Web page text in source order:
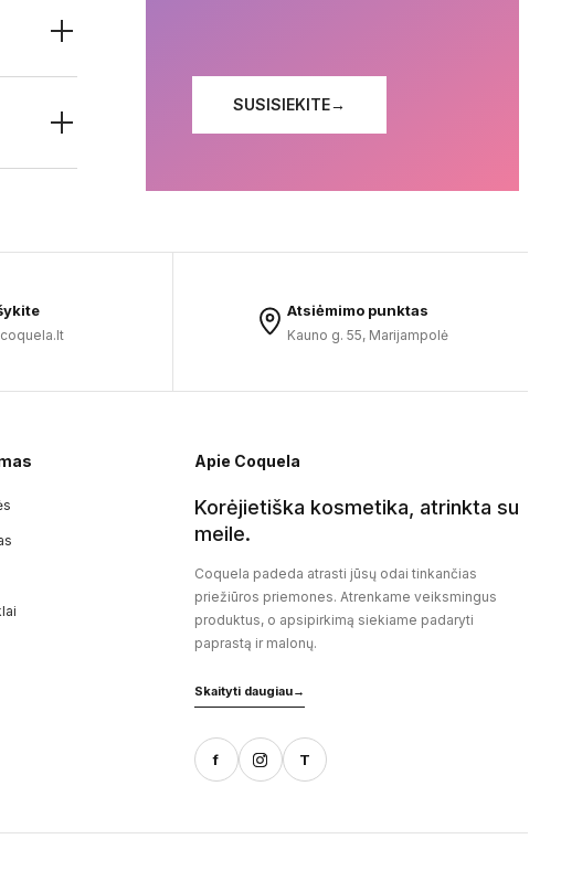
SUSISIEKITE→
Atsiėmimo punktas
Kauno g. 55, Marijampolė
Apie Coquela
Korėjietiška kosmetika, atrinkta su
meile.
Coquela padeda atrasti jūsų odai tinkančias
priežiūros priemones. Atrenkame veiksmingus
produktus, o apsipirkimą siekiame padaryti
paprastą ir malonų.
Skaityti daugiau→
f T